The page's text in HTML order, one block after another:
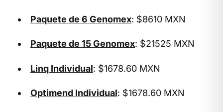
Paquete de 6 Genomex: $8610 MXN
Paquete de 15 Genomex: $21525 MXN
Linq Individual: $1678.60 MXN
Optimend Individual: $1678.60 MXN